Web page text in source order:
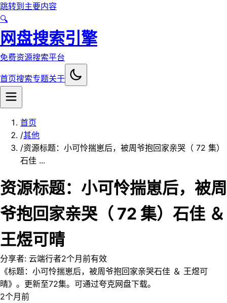
跳转到主要内容
🔍
网盘搜索引擎
免费资源搜索平台
首页搜索专题关于
首页
/其他
/资源标题：小可怜揣崽后，被周爷抱回家亲哭（ 72 集）
石佳 ...
资源标题：小可怜揣崽后，被周
爷抱回家亲哭（ 72 集）石佳 ＆
王煜可晴
分享者: 云端行者2个月前有效
《标题：小可怜揣崽后，被周爷抱回家亲哭石佳 ＆ 王煜可
晴》。更新至72集。可通过夸克网盘下载。
2个月前